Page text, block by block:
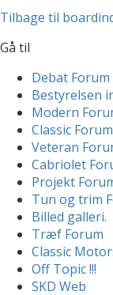
Tilbage til
Gå til
Debat Forum
Bestyrelsen
Modern
Classic Forum
Veteran
Cabriolet
Projekt
Tun og trim
Billed galleri.
Træf Forum
Classic
Off Topic !!!
SKD Web